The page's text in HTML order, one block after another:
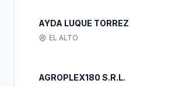
AYDA LUQUE TORREZ
EL ALTO
AGROPLEX180 S.R.L.